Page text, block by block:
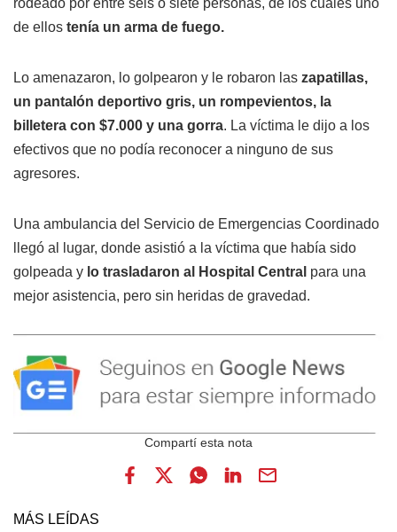
de ellos tenía un arma de fuego.
Lo amenazaron, lo golpearon y le robaron las zapatillas,
un pantalón deportivo gris, un rompevientos, la
billetera con $7.000 y una gorra. La víctima le dijo a los
efectivos que no podía reconocer a ninguno de sus
agresores.
Una ambulancia del Servicio de Emergencias Coordinado
llegó al lugar, donde asistió a la víctima que había sido
golpeada y lo trasladaron al Hospital Central para una
mejor asistencia, pero sin heridas de gravedad.
MÁS LEÍDAS